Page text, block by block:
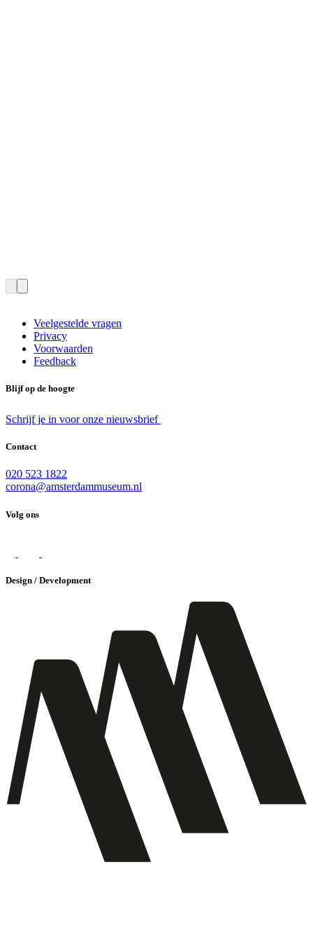
Veelgestelde vragen
Privacy
Voorwaarden
Feedback
Blijf op de hoogte
Schrijf je in voor onze nieuwsbrief
Contact
020 523 1822
corona@amsterdammuseum.nl
Volg ons
Design / Development